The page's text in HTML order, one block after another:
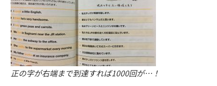
正の字が右端まで到達すれば1000回が…！